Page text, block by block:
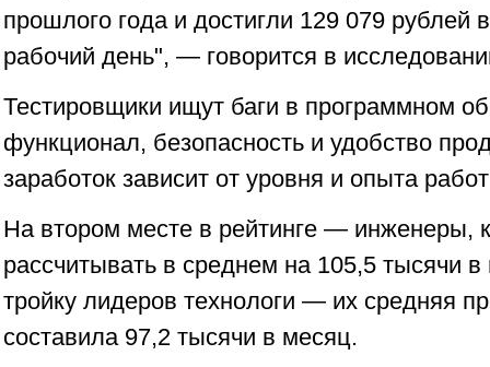
прошлого года и достигли 129 079 рублей
рабочий день", — говорится в
Тестировщики ищут баги в программном
функционал, безопасность и удобство
заработок зависит от уровня и опыта
На втором месте в рейтинге — инженеры,
рассчитывать в среднем на 105,5 тысячи
тройку лидеров технологи — их средняя
составила 97,2 тысячи в месяц.